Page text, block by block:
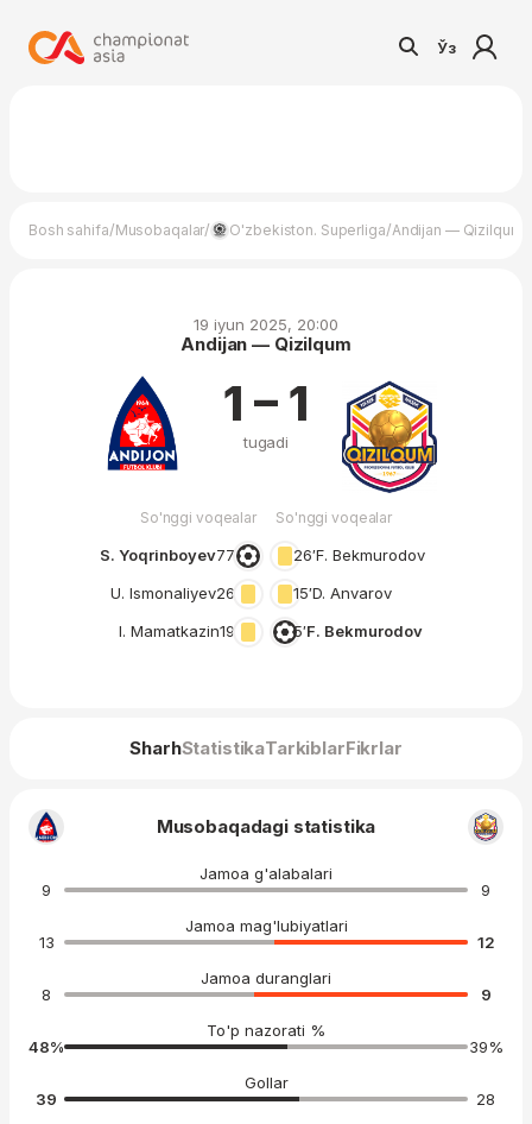
Ўз
Bosh sahifa/Musobaqalar/ O'zbekiston. Superliga/Andijan — Qizilqum
19 iyun 2025, 20:00
Andijan — Qizilqum
So'nggi voqealar
S. Yoqrinboyev77′
U. Ismonaliyev26′
I. Mamatkazin19′
1 – 1
tugadi
So'nggi voqealar
26′F. Bekmurodov
15′D. Anvarov
5′F. Bekmurodov
SharhStatistikaTarkiblarFikrlar
Musobaqadagi statistika
Jamoa g'alabalari
9
9
Jamoa mag'lubiyatlari
13
12
Jamoa duranglari
8
9
To'p nazorati %
48% 39%
Gollar
39
28